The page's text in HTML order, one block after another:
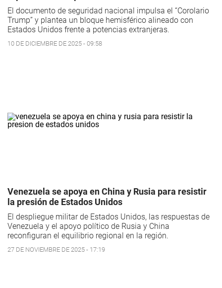
El documento de seguridad nacional impulsa el “Corolario
Trump” y plantea un bloque hemisférico alineado con
Estados Unidos frente a potencias extranjeras.
10 DE DICIEMBRE DE 2025 - 09:58
Venezuela se apoya en China y Rusia para resistir
la presión de Estados Unidos
El despliegue militar de Estados Unidos, las respuestas de
Venezuela y el apoyo político de Rusia y China
reconfiguran el equilibrio regional en la región.
27 DE NOVIEMBRE DE 2025 - 17:19